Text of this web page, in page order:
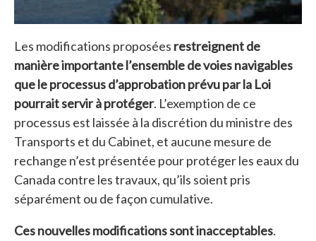
Les modifications proposées restreignent de
manière importante l’ensemble de voies navigables
que le processus d’approbation prévu par la Loi
pourrait servir à protéger. L’exemption de ce
processus est laissée à la discrétion du ministre des
Transports et du Cabinet, et aucune mesure de
rechange n’est présentée pour protéger les eaux du
Canada contre les travaux, qu’ils soient pris
séparément ou de façon cumulative.
Ces nouvelles modifications sont inacceptables.